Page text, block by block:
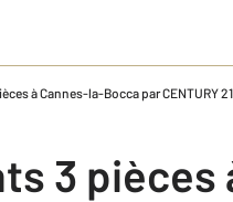
à Cannes-la-Bocca par CENTURY
3 pièces